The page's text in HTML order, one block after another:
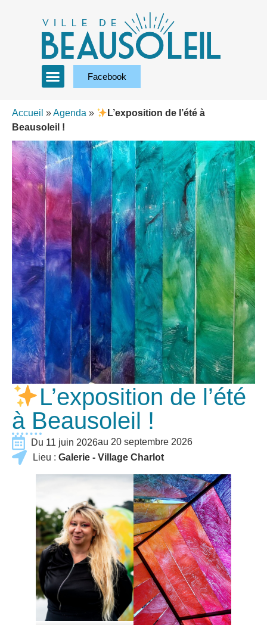
Facebook
Accueil »Agenda »
L’exposition de l’été à
Beausoleil !
L’exposition de l’été
à Beausoleil !
Du 11 juin 2026au 20 septembre 2026
Lieu : Galerie - Village Charlot